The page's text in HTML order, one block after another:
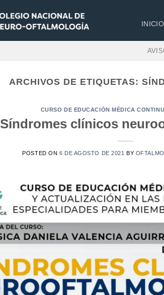
INICIO
ARCHIVOS DE ETIQUETAS:
CURSO DE EDUCACIÓN MÉDICA
Síndromes clínicos
POSTED ON 6 DE AGOSTO DE 2021 BY